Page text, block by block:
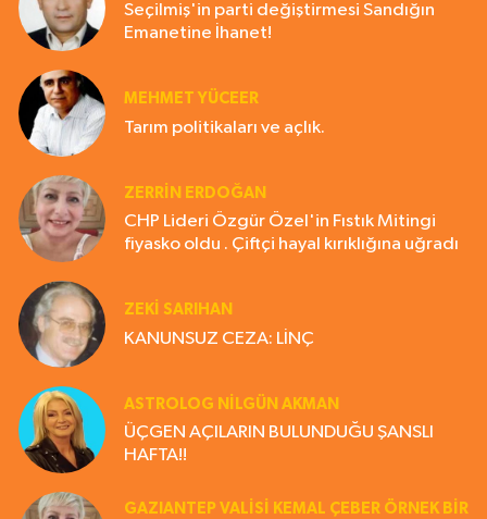
Seçilmiş'in parti değiştirmesi Sandığın
Emanetine İhanet!
MEHMET YÜCEER
Tarım politikaları ve açlık.
ZERRIN ERDOĞAN
CHP Lideri Özgür Özel'in Fıstık Mitingi
fiyasko oldu . Çiftçi hayal kırıklığına uğradı
ZEKI SARIHAN
KANUNSUZ CEZA: LİNÇ
ASTROLOG NILGÜN AKMAN
ÜÇGEN AÇILARIN BULUNDUĞU ŞANSLI
HAFTA!!
GAZIANTEP VALISI KEMAL ÇEBER ÖRNEK BİR